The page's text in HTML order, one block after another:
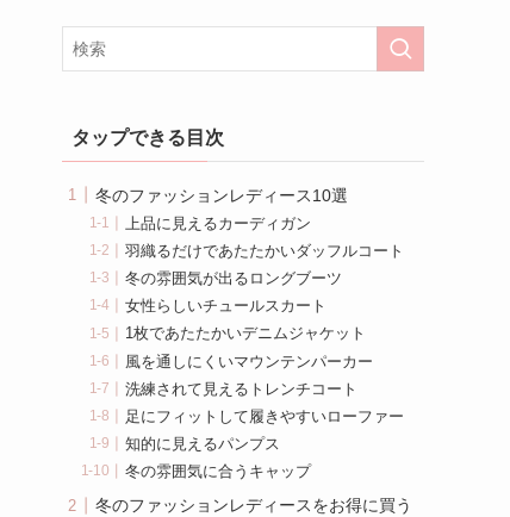
タップできる目次
冬のファッションレディース10選
上品に見えるカーディガン
羽織るだけであたたかいダッフルコート
冬の雰囲気が出るロングブーツ
女性らしいチュールスカート
1枚であたたかいデニムジャケット
風を通しにくいマウンテンパーカー
洗練されて見えるトレンチコート
足にフィットして履きやすいローファー
知的に見えるパンプス
冬の雰囲気に合うキャップ
冬のファッションレディースをお得に買う